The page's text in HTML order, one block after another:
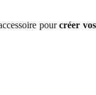
pourcréer vos